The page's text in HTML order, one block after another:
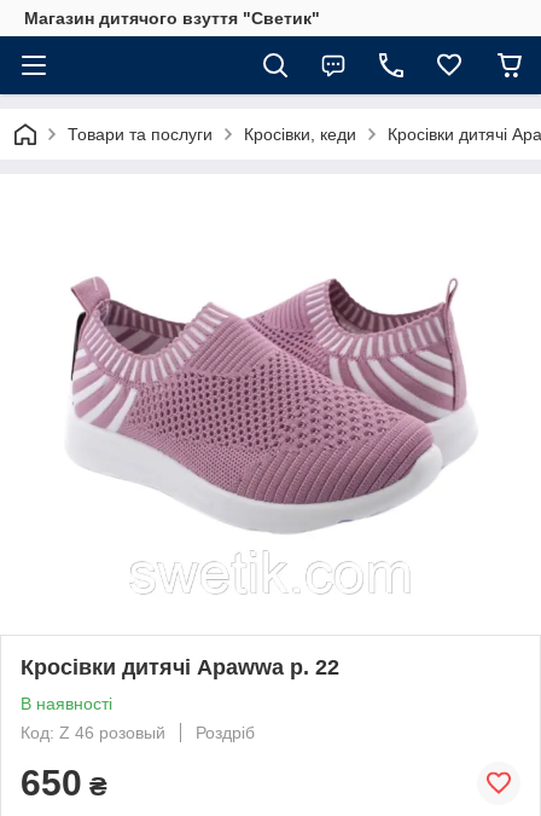
Магазин дитячого взуття "Светик"
Товари та послуги Кросівки, кеди Кросівки дитячі
Кросівки дитячі Apawwa р. 22
В наявності
Код: Z 46 розовый
Роздріб
650 ₴